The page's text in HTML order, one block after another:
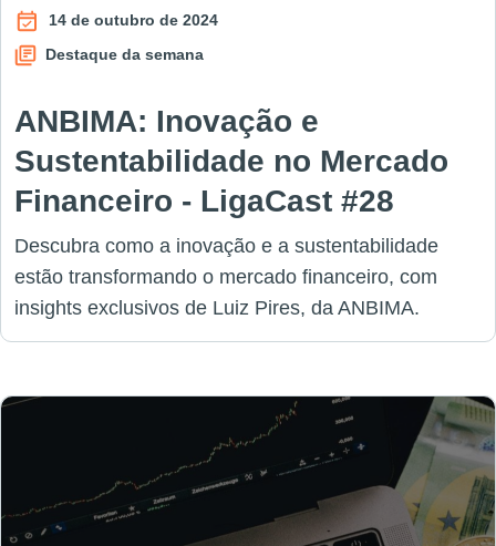
14 de outubro de 2024
Destaque da semana
ANBIMA: Inovação e
Sustentabilidade no Mercado
Financeiro - LigaCast #28
Descubra como a inovação e a sustentabilidade
estão transformando o mercado financeiro, com
insights exclusivos de Luiz Pires, da ANBIMA.